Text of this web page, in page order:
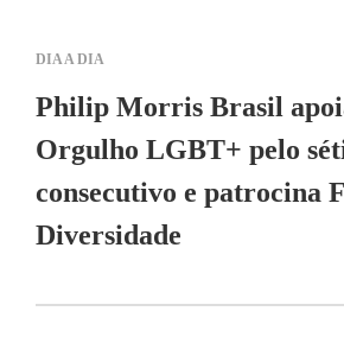
DIA A DIA
Philip Morris Brasil
Orgulho LGBT+ pelo
consecutivo e patrocina
Diversidade